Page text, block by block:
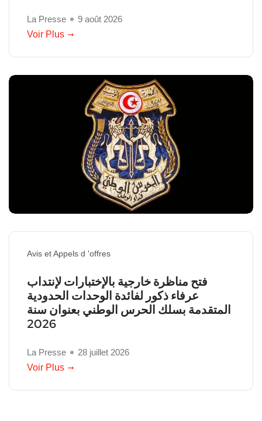
La Presse
9 août 2026
Voir Plus
Avis et Appels d 'offres
فتح مناظرة خارجية بالإختبارات لإنتداب
عرفاء ذكور لفائدة الوحدات الحدودية
المتقدمة بسلك الحرس الوطني بعنوان سنة
2026
La Presse
28 juillet 2026
Voir Plus